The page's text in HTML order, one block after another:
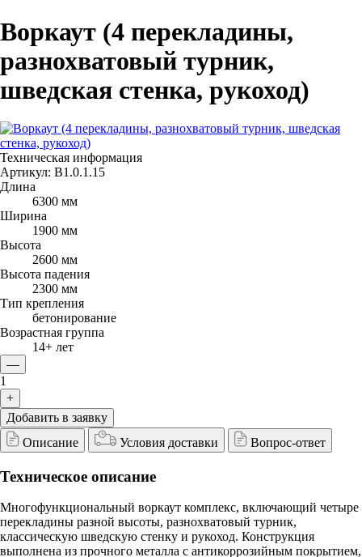
Воркаут (4 перекладины,
разнохватовый турник,
шведская стенка, рукоход)
Техническая информация
Артикул: В1.0.1.15
Длина
6300 мм
Ширина
1900 мм
Высота
2600 мм
Высота падения
2300 мм
Тип крепления
бетонирование
Возрастная группа
14+ лет
—
1
+
Добавить в заявку
Описание
Условия доставки Вопрос-ответ
Техническое описание
Многофункциональный воркаут комплекс, включающий четыре
перекладины разной высоты, разнохватовый турник,
классическую шведскую стенку и рукоход. Конструкция
выполнена из прочного металла с антикоррозийным покрытием,